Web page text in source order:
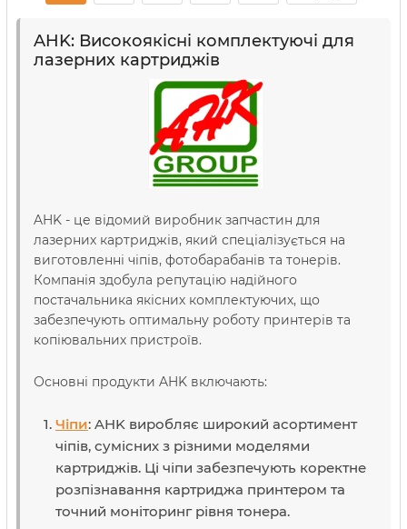
AHK: Високоякісні комплектуючі для
лазерних картриджів
AHK - це відомий виробник запчастин для
лазерних картриджів, який спеціалізується на
виготовленні чіпів, фотобарабанів та тонерів.
Компанія здобула репутацію надійного
постачальника якісних комплектуючих, що
забезпечують оптимальну роботу принтерів та
копіювальних пристроїв.
Основні продукти AHK включають:
Чіпи: AHK виробляє широкий асортимент
чіпів, сумісних з різними моделями
картриджів. Ці чіпи забезпечують коректне
розпізнавання картриджа принтером та
точний моніторинг рівня тонера.